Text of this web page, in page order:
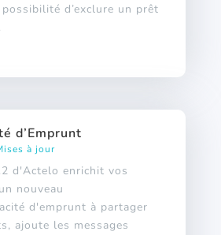
d’exclure un prêt
d’Emprunt
à jour
d'Actelo enrichit vos
nouveau
d'emprunt à partager
ajoute les messages